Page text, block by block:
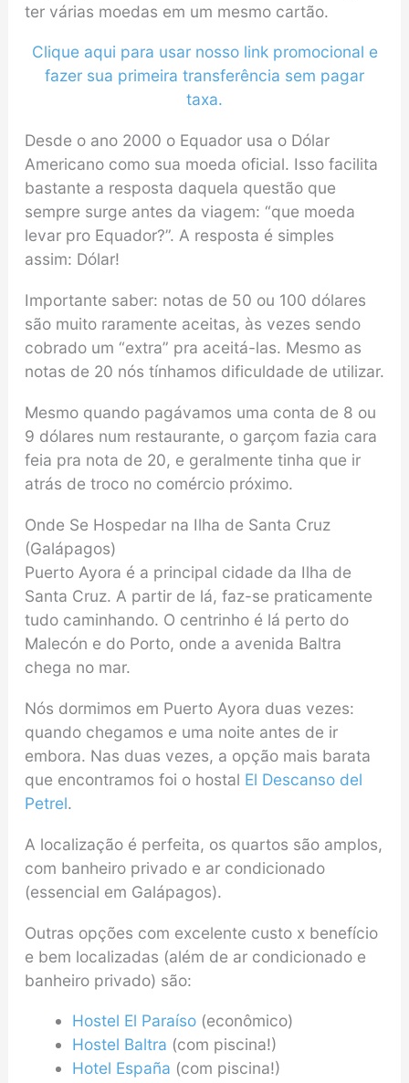
ter várias moedas em um mesmo cartão.
Clique aqui para usar nosso link promocional e
fazer sua primeira transferência sem pagar
taxa.
Desde o ano 2000 o Equador usa o Dólar
Americano como sua moeda oficial. Isso facilita
bastante a resposta daquela questão que
sempre surge antes da viagem: “que moeda
levar pro Equador?”. A resposta é simples
assim: Dólar!
Importante saber: notas de 50 ou 100 dólares
são muito raramente aceitas, às vezes sendo
cobrado um “extra” pra aceitá-las. Mesmo as
notas de 20 nós tínhamos dificuldade de utilizar.
Mesmo quando pagávamos uma conta de 8 ou
9 dólares num restaurante, o garçom fazia cara
feia pra nota de 20, e geralmente tinha que ir
atrás de troco no comércio próximo.
Onde Se Hospedar na Ilha de Santa Cruz
(Galápagos)
Puerto Ayora é a principal cidade da Ilha de
Santa Cruz. A partir de lá, faz-se praticamente
tudo caminhando. O centrinho é lá perto do
Malecón e do Porto, onde a avenida Baltra
chega no mar.
Nós dormimos em Puerto Ayora duas vezes:
quando chegamos e uma noite antes de ir
embora. Nas duas vezes, a opção mais barata
que encontramos foi o hostal El Descanso del
Petrel.
A localização é perfeita, os quartos são amplos,
com banheiro privado e ar condicionado
(essencial em Galápagos).
Outras opções com excelente custo x benefício
e bem localizadas (além de ar condicionado e
banheiro privado) são:
Hostel El Paraíso(econômico)
Hostel Baltra (com piscina!)
Hotel España (com piscina!)